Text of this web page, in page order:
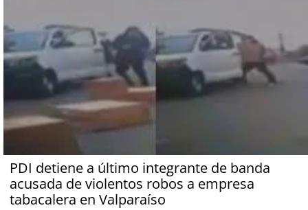
PDI detiene a último integrante de banda
acusada de violentos robos a empresa
tabacalera en Valparaíso